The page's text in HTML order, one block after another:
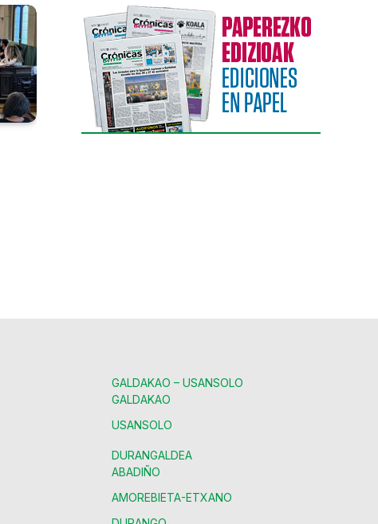
GALDAKAO – USANSOLO
GALDAKAO
USANSOLO
DURANGALDEA
ABADIÑO
AMOREBIETA-ETXANO